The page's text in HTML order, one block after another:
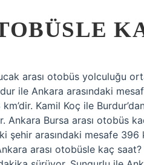
arası otobüs yolculuğu
ile Ankara arasındaki
Kamil Koç ile
Bursa arası otobüs
şehir arasındaki mesafe
arası otobüsle kaç